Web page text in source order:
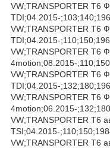
VW;TRANSPORTER T6
TDI;04.2015-
VW;TRANSPORTER T6
TDI;04.2015-
VW;TRANSPORTER T6
4motion;08.2015-
VW;TRANSPORTER T6
TDI;04.2015-
VW;TRANSPORTER T6
4motion;06.2015-
VW;TRANSPORTER T6
TSI;04.2015-
VW;TRANSPORTER T6